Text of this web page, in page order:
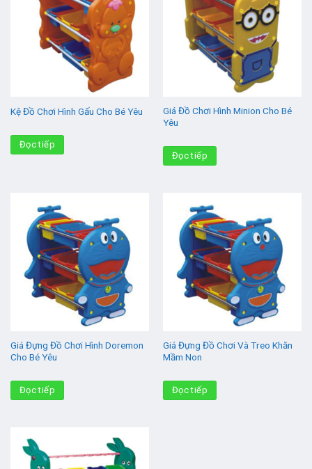
Kệ Đồ Chơi Hình Gấu Cho Bé Yêu
Đọc tiếp
Giá Đồ Chơi Hình Minion Cho Bé
Yêu
Đọc tiếp
Giá Đựng Đồ Chơi Hình Doremon
Cho Bé Yêu
Đọc tiếp
Giá Đựng Đồ Chơi Và Treo Khăn
Mầm Non
Đọc tiếp